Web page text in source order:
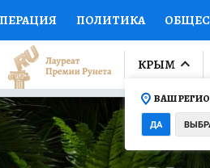
ПОЛИТИКА
НАУКА СПОРТ
ФИНАНСЫ
НА СПОРТ ПРОМОКОДЫ
КРЫМ
ВАШ
ДА